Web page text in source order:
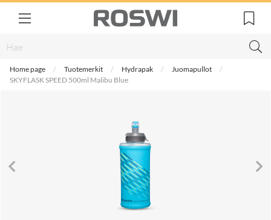
Home page Tuotemerkit Hydrapak
Juomapullot
SKYFLASK SPEED 500ml Malibu Blue